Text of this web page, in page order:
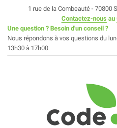
1 rue de la Combeauté - 70800
Contactez-nous au
Une question ? Besoin d'un conseil ?
Nous répondons à vos questions du
13h30 à 17h00